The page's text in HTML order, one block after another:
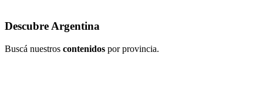
Descubre Argentina
Buscá nuestros contenidos por provincia.